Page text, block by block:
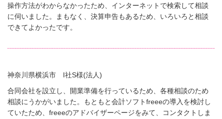
操作方法がわからなかったため、インターネットで検索して相談
に伺いました。まもなく、決算申告もあるため、いろいろと相談
できてよかったです。
神奈川県横浜市 I社S様(法人)
合同会社を設立し、開業準備を行っているため、各種相談のため
相談にうかがいました。もともと会計ソフトfreeeの導入を検討し
ていたため、freeeのアドバイザーページをみて、コンタクトしま